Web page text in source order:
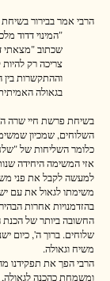
הרבי אמר בבירור
"המינוי דדוד
שכתוב "מצאתי
צריכה רק
וההתקשרות בין
בגאולה
בשיחת פרשת חיי שרה
השלוחים, שמכיון
כלומר השליחות של
אזי המשימה היחידה
למעשה לקבל את פני
משימתו לגאול את עם
בהזדמנויות אחרות
החשובה ביותר של
שלוחים. ברוך ה', כיום
משיח וגאולה.
הרבי הפך את תפקידנו
ומשמחת כהכנה לגאולה,